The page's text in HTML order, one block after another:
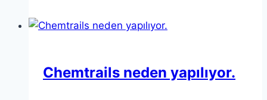
Chemtrails neden yapılıyor.